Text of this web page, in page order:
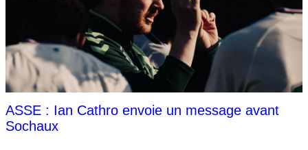
ASSE : Ian Cathro envoie un message avant
Sochaux